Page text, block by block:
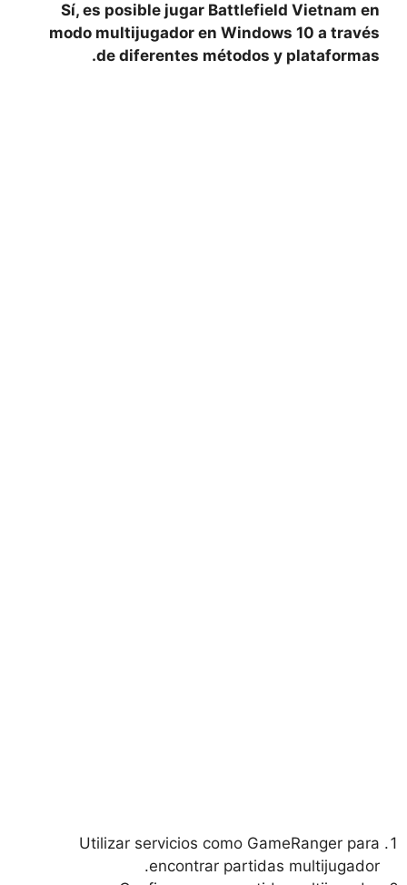
Sí, es posible jugar Battlefield Vietnam en
modo multijugador en Windows 10 a través
de diferentes métodos y plataformas.
Utilizar servicios como GameRanger para
encontrar partidas multijugador.